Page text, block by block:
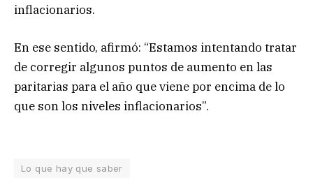
inflacionarios.
En ese sentido, afirmó: “Estamos intentando tratar
de corregir algunos puntos de aumento en las
paritarias para el año que viene por encima de lo
que son los niveles inflacionarios”.
Lo que hay que saber